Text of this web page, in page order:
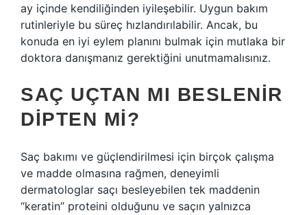
ay içinde kendiliğinden iyileşebilir. Uygun bakım
rutinleriyle bu süreç hızlandırılabilir. Ancak, bu
konuda en iyi eylem planını bulmak için mutlaka bir
doktora danışmanız gerektiğini unutmamalısınız.
SAÇ UÇTAN MI BESLENIR
DIPTEN MI?
Saç bakımı ve güçlendirilmesi için birçok çalışma
ve madde olmasına rağmen, deneyimli
dermatologlar saçı besleyebilen tek maddenin
“keratin” proteini olduğunu ve saçın yalnızca